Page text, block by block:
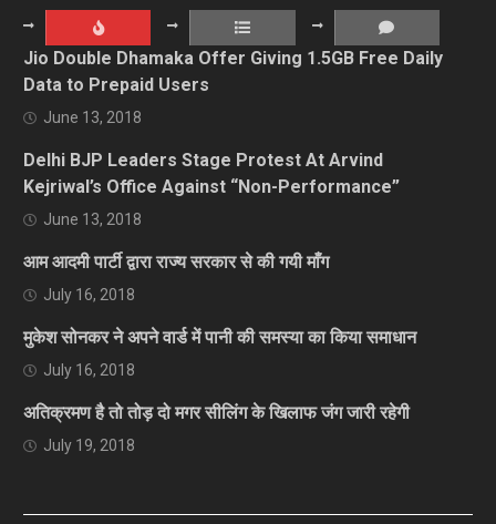
Jio Double Dhamaka Offer Giving 1.5GB Free Daily
Data to Prepaid Users
June 13, 2018
Delhi BJP Leaders Stage Protest At Arvind
Kejriwal’s Office Against “Non-Performance”
June 13, 2018
आम आदमी पार्टी द्वारा राज्य सरकार से की गयी माँग
July 16, 2018
मुकेश सोनकर ने अपने वार्ड में पानी की समस्या का किया समाधान
July 16, 2018
अतिक्रमण है तो तोड़ दो मगर सीलिंग के खिलाफ जंग जारी रहेगी
July 19, 2018